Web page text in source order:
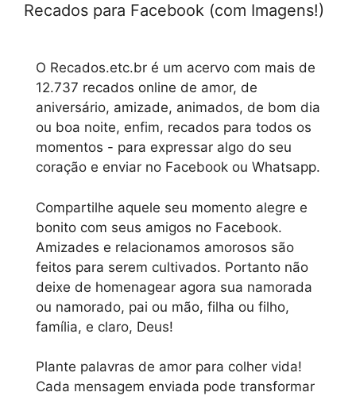
Recados para Facebook (com Imagens!)
O Recados.etc.br é um acervo com mais de
12.737 recados online de amor, de
aniversário, amizade, animados, de bom dia
ou boa noite, enfim, recados para todos os
momentos - para expressar algo do seu
coração e enviar no Facebook ou Whatsapp.
Compartilhe aquele seu momento alegre e
bonito com seus amigos no Facebook.
Amizades e relacionamos amorosos são
feitos para serem cultivados. Portanto não
deixe de homenagear agora sua namorada
ou namorado, pai ou mão, filha ou filho,
família, e claro, Deus!
Plante palavras de amor para colher vida!
Cada mensagem enviada pode transformar